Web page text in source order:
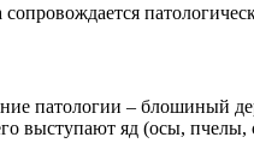
патологии – блошиный
выступают яд (осы,